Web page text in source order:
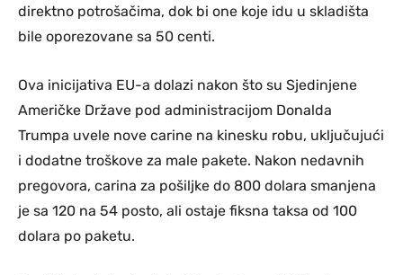
direktno potrošačima, dok bi one koje idu u skladišta
bile oporezovane sa 50 centi.
Ova inicijativa EU-a dolazi nakon što su Sjedinjene
Američke Države pod administracijom Donalda
Trumpa uvele nove carine na kinesku robu, uključujući
i dodatne troškove za male pakete. Nakon nedavnih
pregovora, carina za pošiljke do 800 dolara smanjena
je sa 120 na 54 posto, ali ostaje fiksna taksa od 100
dolara po paketu.